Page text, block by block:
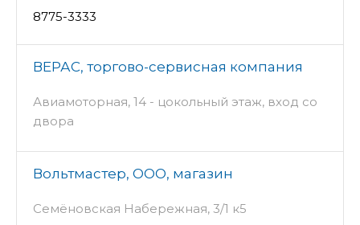
8775-3333
ВЕРАС, торгово-сервисная компания
Авиамоторная, 14 - цокольный этаж, вход со
двора
Вольтмастер, ООО, магазин
Семёновская Набережная, 3/1 к5